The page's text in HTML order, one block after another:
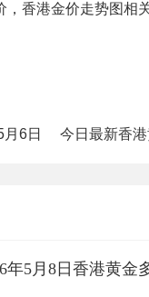
，香港金价走势图相
6日 今日最新香
5月8日香港黄金